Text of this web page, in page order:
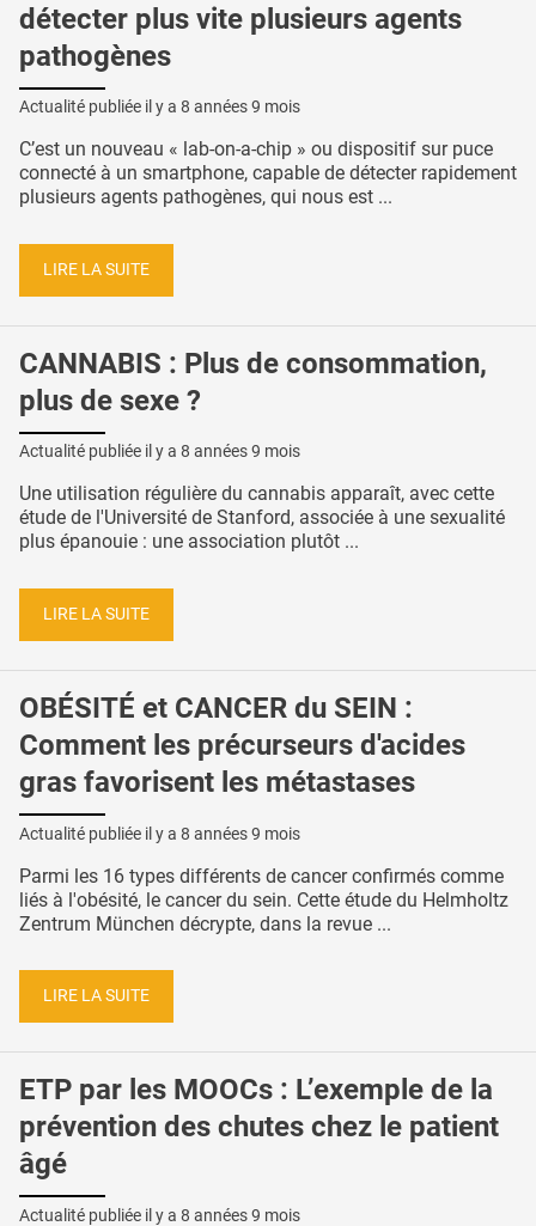
détecter plus vite plusieurs agents
pathogènes
Actualité publiée il y a 8 années 9 mois
C’est un nouveau « lab-on-a-chip » ou dispositif sur puce
connecté à un smartphone, capable de détecter rapidement
plusieurs agents pathogènes, qui nous est ...
LIRE LA SUITE
CANNABIS : Plus de consommation,
plus de sexe ?
Actualité publiée il y a 8 années 9 mois
Une utilisation régulière du cannabis apparaît, avec cette
étude de l'Université de Stanford, associée à une sexualité
plus épanouie : une association plutôt ...
LIRE LA SUITE
OBÉSITÉ et CANCER du SEIN :
Comment les précurseurs d'acides
gras favorisent les métastases
Actualité publiée il y a 8 années 9 mois
Parmi les 16 types différents de cancer confirmés comme
liés à l'obésité, le cancer du sein. Cette étude du Helmholtz
Zentrum München décrypte, dans la revue ...
LIRE LA SUITE
ETP par les MOOCs : L’exemple de la
prévention des chutes chez le patient
âgé
Actualité publiée il y a 8 années 9 mois